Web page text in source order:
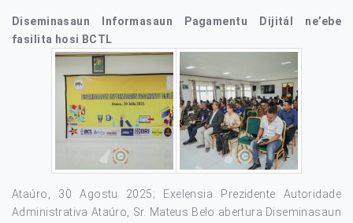
Diseminasaun Informasaun Pagamentu Dijitál ne’ebe
fasilita hosi BCTL
Ataúro, 30 Agostu 2025; Exelensia Prezidente Autoridade
Administrativa Ataúro, Sr. Mateus Belo abertura Diseminasaun